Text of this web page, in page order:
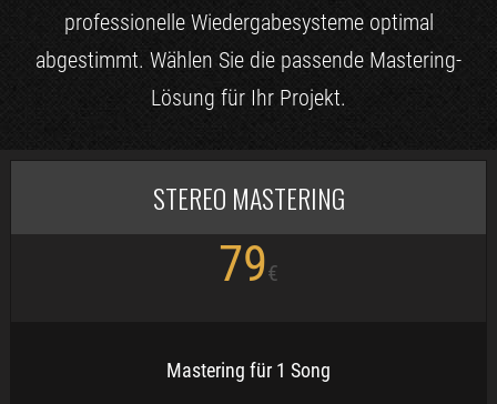
professionelle Wiedergabesysteme optimal
abgestimmt. Wählen Sie die passende Mastering-
Lösung für Ihr Projekt.
STEREO MASTERING
79€
Mastering für 1 Song